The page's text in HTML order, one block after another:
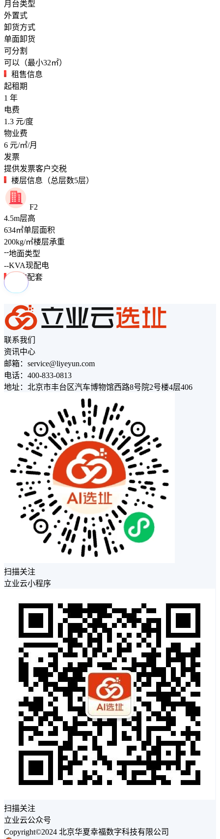
月台类型
外置式
卸货方式
单面卸货
可分割
可以（最小32㎡）
租售信息
起租期
1 年
电费
1.3 元/度
物业费
6 元/㎡/月
发票
提供发票客户交税
楼层信息（总层数5层）
F2
4.5m层高
634㎡单层面积
200kg/㎡楼层承重
--地面类型
--KVA现配电
周边配套
联系我们
资讯中心
邮箱：service@liyeyun.com
电话：400-833-0813
地址：北京市丰台区汽车博物馆西路8号院2号楼4层406
扫描关注
立业云小程序
扫描关注
立业云公众号
Copyright©2024 北京华夏幸福数字科技有限公司